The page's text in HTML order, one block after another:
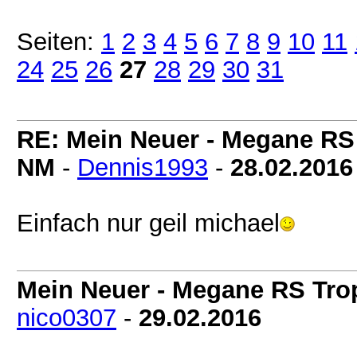
Seiten: 1 2 3 4 5 6 7 8 9 10 11
24 25 26 27 28 29 30 31
RE: Mein Neuer - Megane
NM - Dennis1993 - 28.02.2016
Einfach nur geil michael
Mein Neuer - Megane RS
nico0307 - 29.02.2016